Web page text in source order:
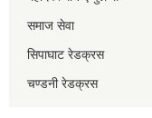
समाज सेवा
सिपाघाट
चण्डनी रेडक्रस